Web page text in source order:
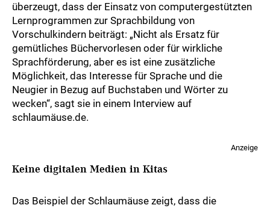
überzeugt, dass der Einsatz von computergestützten
Lernprogrammen zur Sprachbildung von
Vorschulkindern beiträgt: „Nicht als Ersatz für
gemütliches Büchervorlesen oder für wirkliche
Sprachförderung, aber es ist eine zusätzliche
Möglichkeit, das Interesse für Sprache und die
Neugier in Bezug auf Buchstaben und Wörter zu
wecken“, sagt sie in einem Interview auf
schlaumäuse.de.
Anzeige
Keine digitalen Medien in Kitas
Das Beispiel der Schlaumäuse zeigt, dass die